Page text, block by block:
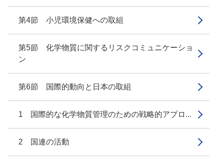
第4節 小児環境保健への取組
第5節 化学物質に関するリスクコミュニケーショ
ン
第6節 国際的動向と日本の取組
1 国際的な化学物質管理のための戦略的アプロ...
2 国連の活動